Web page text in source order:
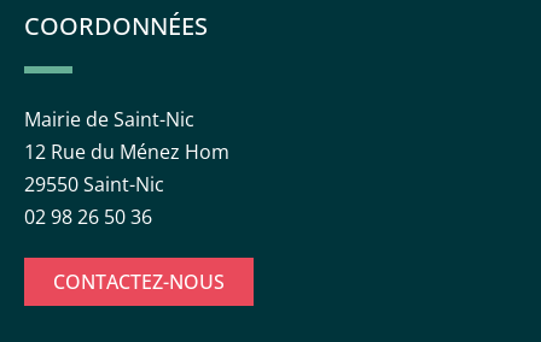
COORDONNÉES
Mairie de Saint-Nic
12 Rue du Ménez Hom
29550 Saint-Nic
02 98 26 50 36
CONTACTEZ-NOUS